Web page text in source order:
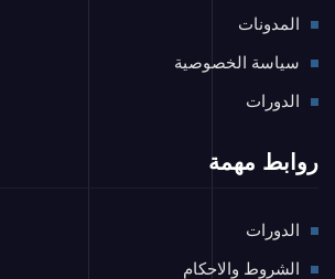
المدونات
سياسة الخصوصية
الدورات
روابط مهمة
الدورات
الشروط والاحكام